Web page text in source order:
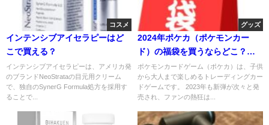
コスメ
インテンシブアイセラピーはど
こで買える？
インテンシブアイセラピーは、アメリカ発
のブランドNeoStrataの目元用クリーム
で、独自のSynerG Formula処方を採用す
ることで...
グッズ
2024年ポケカ（ポケモンカー
ド）の福袋を買うならどこ？ポ
ケカ販売の福袋情報
ポケモンカードゲーム（ポケカ）は、子供
から大人まで楽しめるトレーディングカー
ドゲームです。 2023年も新弾が次々と発
売され、ファンの熱狂は...